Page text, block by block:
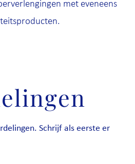
met eveneens
Schrijf als eerste er